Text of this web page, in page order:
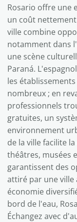
Rosario offre une
un coût
ville combine
notamment dans
une scène
Paraná.
les
nombreux ; en
professionnels
gratuites, un
environnement
de la ville facilite
théâtres, musées
garantissent des
attiré par une ville
économie
bord de l'eau,
Échangez avec